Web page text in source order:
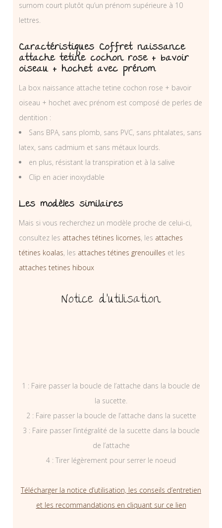
surnom court plutôt qu’un prénom supérieure à 10
lettres.
Caractéristiques Coffret naissance
attache tetine cochon rose + bavoir
oiseau + hochet avec prénom
La box naissance attache tetine cochon rose + bavoir
oiseau + hochet avec prénom est composé de perles de
dentition :
Sans BPA, sans plomb, sans PVC, sans phtalates, sans
latex, sans cadmium et sans métaux lourds.
en plus, résistant la transpiration et à la salive
Clip en acier inoxydable
Les modèles similaires
Mais si vous recherchez un modèle proche de celui-ci,
consultez les attaches tétines licornes, les attaches
tétines koalas, les attaches tétines grenouilles et les
attaches tetines hiboux
Notice d’utilisation
1 : Faire passer la boucle de l’attache dans la boucle de
la sucette.
2 : Faire passer la boucle de l’attache dans la sucette
3 : Faire passer l’intégralité de la sucette dans la boucle
de l’attache
4 : Tirer légèrement pour serrer le noeud
Télécharger la notice d’utilisation, les conseils d’entretien
et les recommandations en cliquant sur ce lien